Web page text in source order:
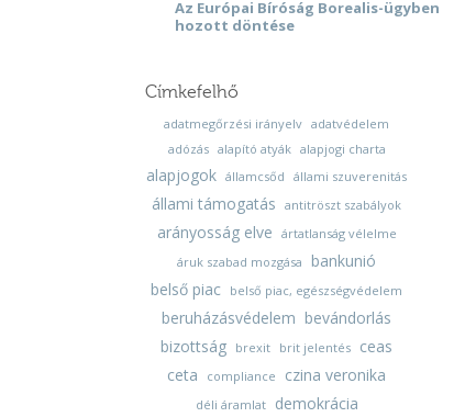
Az Európai Bíróság Borealis-ügyben
hozott döntése
Címkefelhő
adatmegőrzési irányelv adatvédelem
adózás alapító atyák alapjogi charta
alapjogok államcsőd állami szuverenitás
állami támogatás antitröszt szabályok
arányosság elve ártatlanság vélelme
áruk szabad mozgása
bankunió
belső piac belső piac, egészségvédelem
beruházásvédelem bevándorlás
bizottság brexit brit jelentés ceas
ceta
compliance czina veronika
déli áramlat
demokrácia